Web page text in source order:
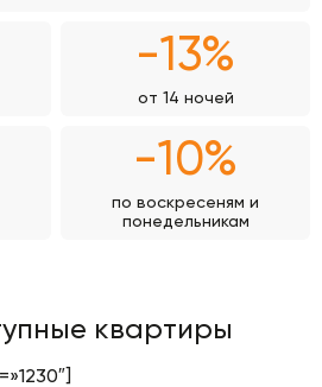
-13%
от 14 ночей
-10%
по воскресеням и
понедельникам
квартиры